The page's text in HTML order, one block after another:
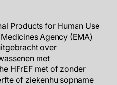
Products for Human Use
Agency (EMA)
over
met
HFrEF met of zonder
of ziekenhuisopname